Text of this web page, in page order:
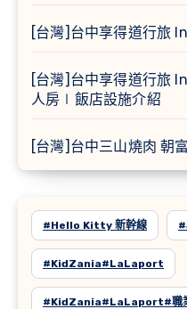
[台灣]台中享得道行旅
[台灣]台中享得道行旅
人房∣飯店設施介紹
[台灣]台中三山燒肉 朝
#Hello Kitty 新幹線
#KidZania#LaLaport
#KidZania#LaLaport#職